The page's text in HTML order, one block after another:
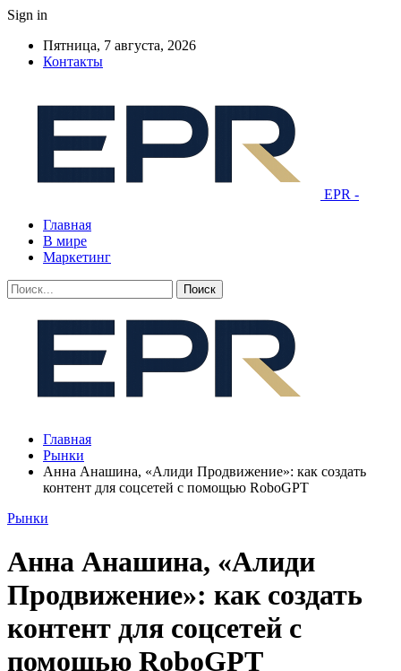
Sign in
Пятница, 7 августа, 2026
Контакты
EPR -
Главная
В мире
Маркетинг
Главная
Рынки
Анна Анашина, «Алиди Продвижение»: как создать
контент для соцсетей с помощью RoboGPT
Рынки
Анна Анашина, «Алиди
Продвижение»: как создать
контент для соцсетей с
помощью RoboGPT